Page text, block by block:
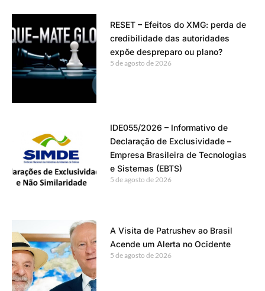
RESET – Efeitos do XMG: perda de
credibilidade das autoridades
expõe despreparo ou plano?
5 de agosto de 2026
IDE055/2026 – Informativo de
Declaração de Exclusividade –
Empresa Brasileira de Tecnologias
e Sistemas (EBTS)
5 de agosto de 2026
A Visita de Patrushev ao Brasil
Acende um Alerta no Ocidente
5 de agosto de 2026